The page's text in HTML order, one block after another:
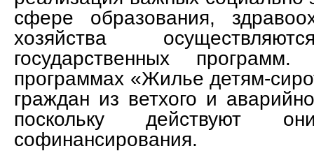
сфере образования,
хозяйства
государственных
программах «Жилье детям-
граждан из ветхого и
поскольку действуют
софинансирования.